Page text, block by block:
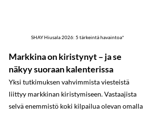
SHAY Hiusala 2026: 5 tärkeintä havaintoa*
Markkina on kiristynyt – ja se
näkyy suoraan kalenterissa
Yksi tutkimuksen vahvimmista viesteistä
liittyy markkinan kiristymiseen. Vastaajista
selvä enemmistö koki kilpailua olevan omalla